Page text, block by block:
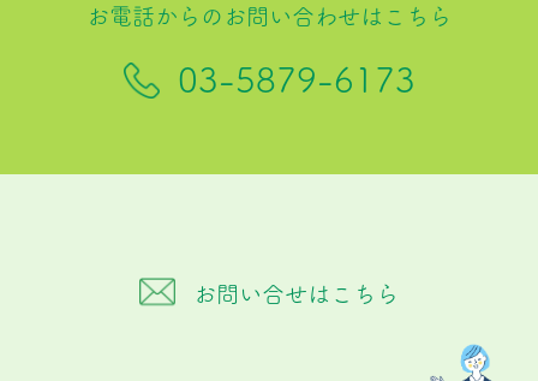
お電話からのお問い合わせはこちら
03-5879-6173
お問い合せはこちら